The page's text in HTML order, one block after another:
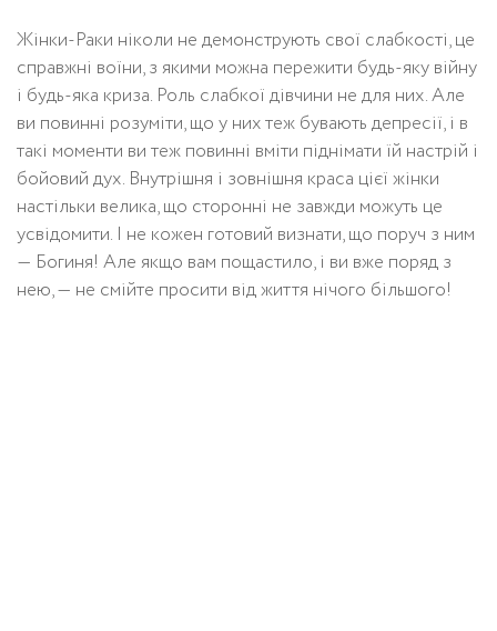
Жінки-Раки ніколи не демонструють свої слабкості, це
справжні воїни, з якими можна пережити будь-яку війну
і будь-яка криза. Роль слабкої дівчини не для них. Але
ви повинні розуміти, що у них теж бувають депресії, і в
такі моменти ви теж повинні вміти піднімати їй настрій і
бойовий дух. Внутрішня і зовнішня краса цієї жінки
настільки велика, що сторонні не завжди можуть це
усвідомити. І не кожен готовий визнати, що поруч з ним
— Богиня! Але якщо вам пощастило, і ви вже поряд з
нею, — не смійте просити від життя нічого більшого!